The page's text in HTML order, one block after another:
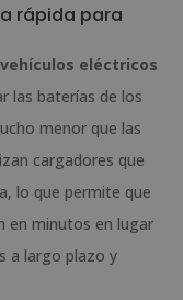
rápida para
eléctricos
las baterías de los
menor que las
cargadores que
lo que permite que
en minutos en lugar
a largo plazo y